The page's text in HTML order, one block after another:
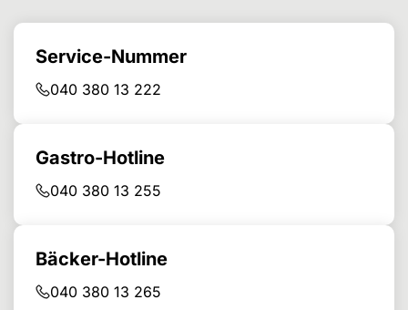
Service-Nummer
040 380 13 222
Gastro-Hotline
040 380 13 255
Bäcker-Hotline
040 380 13 265